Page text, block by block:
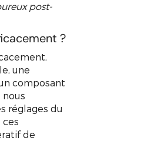
post-
?
une
composant
réglages du
de